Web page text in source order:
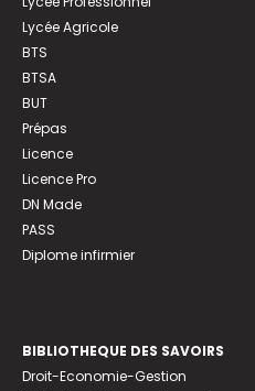
Lycée Agricole
BTS
BTSA
BUT
Prépas
Licence
Licence Pro
DN Made
PASS
Diplome infirmier
BIBLIOTHEQUE DES SAVOIRS
Droit-Economie-Gestion